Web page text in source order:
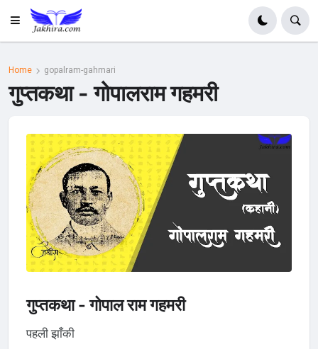
Home gopalram-gahmari
गुप्तकथा - गोपालराम गहमरी
गुप्तकथा - गोपाल राम गहमरी
पहली झाँकी